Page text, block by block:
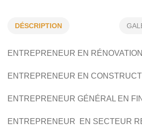
REVÊTEMENT EXTÉRIEUR
CONSTRUCTION RÉSIDENTIEL
DÉSCRIPTION
ENTREPRENEUR EN RÉNOVATION
ENTREPRENEUR EN
ENTREPRENEUR GÉNÉRAL EN
ENTREPRENEUR EN SECTEUR